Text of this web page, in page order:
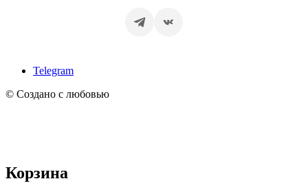
Telegram
© Создано с любовью
Корзина